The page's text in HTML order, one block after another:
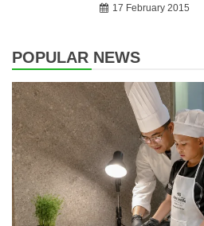
17 February 2015
POPULAR NEWS